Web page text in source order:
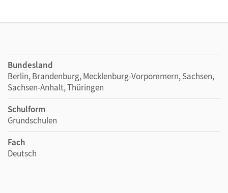
Bundesland
Berlin, Brandenburg, Mecklenburg-Vorpommern, Sachsen,
Sachsen-Anhalt, Thüringen
Schulform
Grundschulen
Fach
Deutsch